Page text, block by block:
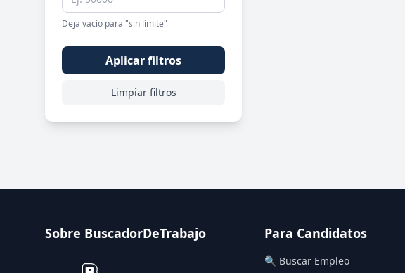
Deja vacío para "sin límite"
Aplicar filtros
Limpiar filtros
Sobre BuscadorDeTrabajo Para Candidatos
🔍 Buscar Empleo